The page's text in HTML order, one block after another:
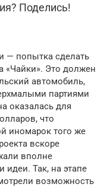
Поделись!
— попытка сделать
«Чайки». Это должен
автомобиль,
партиями
оказалась для
что
иномарок того же
вскоре
вполне
Так, на этапе
возможность